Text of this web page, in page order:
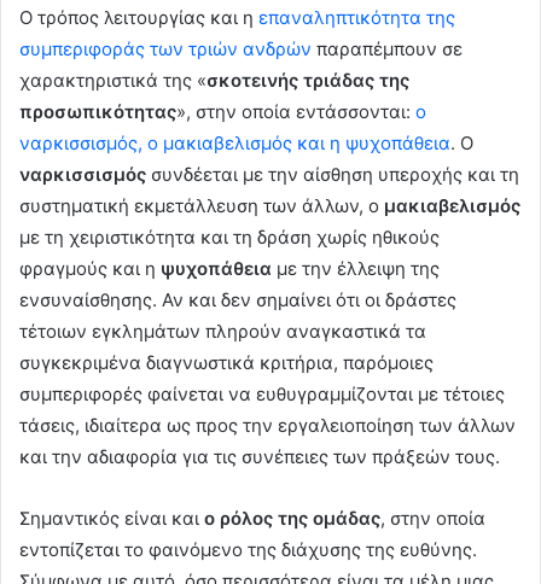
Ο τρόπος λειτουργίας και η επαναληπτικότητα της
συμπεριφοράς των τριών ανδρών παραπέμπουν σε
χαρακτηριστικά της «σκοτεινής τριάδας της
προσωπικότητας», στην οποία εντάσσονται: ο
ναρκισσισμός, ο μακιαβελισμός και η ψυχοπάθεια. Ο
ναρκισσισμός συνδέεται με την αίσθηση υπεροχής και τη
συστηματική εκμετάλλευση των άλλων, ο μακιαβελισμός
με τη χειριστικότητα και τη δράση χωρίς ηθικούς
φραγμούς και η ψυχοπάθεια με την έλλειψη της
ενσυναίσθησης. Αν και δεν σημαίνει ότι οι δράστες
τέτοιων εγκλημάτων πληρούν αναγκαστικά τα
συγκεκριμένα διαγνωστικά κριτήρια, παρόμοιες
συμπεριφορές φαίνεται να ευθυγραμμίζονται με τέτοιες
τάσεις, ιδιαίτερα ως προς την εργαλειοποίηση των άλλων
και την αδιαφορία για τις συνέπειες των πράξεών τους.
Σημαντικός είναι και ο ρόλος της ομάδας, στην οποία
εντοπίζεται το φαινόμενο της διάχυσης της ευθύνης.